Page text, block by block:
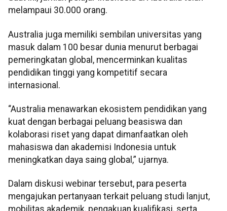
melampaui 30.000 orang.
Australia juga memiliki sembilan universitas yang
masuk dalam 100 besar dunia menurut berbagai
pemeringkatan global, mencerminkan kualitas
pendidikan tinggi yang kompetitif secara
internasional.
“Australia menawarkan ekosistem pendidikan yang
kuat dengan berbagai peluang beasiswa dan
kolaborasi riset yang dapat dimanfaatkan oleh
mahasiswa dan akademisi Indonesia untuk
meningkatkan daya saing global,” ujarnya.
Dalam diskusi webinar tersebut, para peserta
mengajukan pertanyaan terkait peluang studi lanjut,